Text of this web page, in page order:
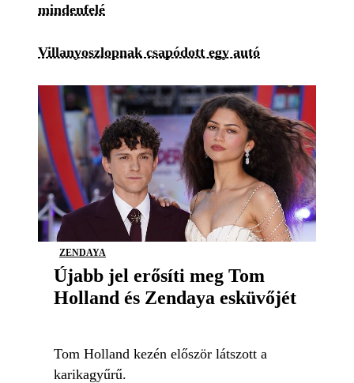
mindenfelé
Villanyoszlopnak csapódott egy autó
ZENDAYA
Újabb jel erősíti meg Tom
Holland és Zendaya esküvőjét
Tom Holland kezén először látszott a
karikagyűrű.